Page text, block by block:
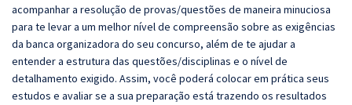
acompanhar a resolução de provas/questões de maneira minuciosa
para te levar a um melhor nível de compreensão sobre as exigências
da banca organizadora do seu concurso, além de te ajudar a
entender a estrutura das questões/disciplinas e o nível de
detalhamento exigido. Assim, você poderá colocar em prática seus
estudos e avaliar se a sua preparação está trazendo os resultados